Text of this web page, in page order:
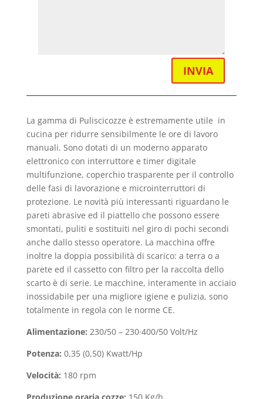
INVIA
La gamma di Puliscicozze è estremamente utile in
cucina per ridurre sensibilmente le ore di lavoro
manuali. Sono dotati di un moderno apparato
elettronico con interruttore e timer digitale
multifunzione, coperchio trasparente per il controllo
delle fasi di lavorazione e microinterruttori di
protezione. Le novità più interessanti riguardano le
pareti abrasive ed il piattello che possono essere
smontati, puliti e sostituiti nel giro di pochi secondi
anche dallo stesso operatore. La macchina offre
inoltre la doppia possibilità di scarico: a terra o a
parete ed il cassetto con fi­ltro per la raccolta dello
scarto è di serie. Le macchine, interamente in acciaio
inossidabile per una migliore igiene e pulizia, sono
totalmente in regola con le norme CE.
Alimentazione: 230/50 – 230·400/50 Volt/Hz
Potenza: 0,35 (0,50) Kwatt/Hp
Velocità: 180 rpm